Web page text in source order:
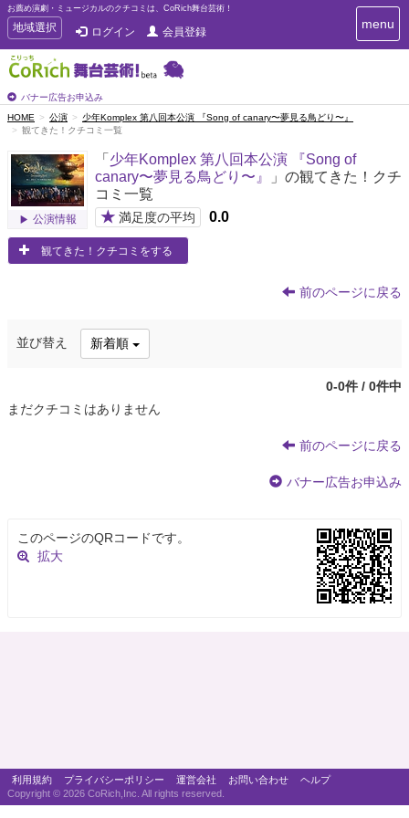
お薦め演劇・ミュージカルのクチコミは、CoRich舞台芸術！
T
o
g
g
e
n
a
a
地域選択 ログイン 会員登録
バナー広告お申込み
T
o
v
n
menu
HOME 公演
少年Komplex 第八回本公演 『Song of canary〜夢見る鳥どり〜』
観てきた！クチコミ一覧
公演情報
「 少年Komplex 第八回本公演 『Song of
canary〜夢見る鳥どり〜』
」の観てきた！クチ
コミ一覧
★ 満足度の平均 0.0
観てきた！クチコミをする
前のページに戻る
並び替え 新着順
0-0件 / 0件中
まだクチコミはありません
前のページに戻る
バナー広告お申込み
このページのQRコードです。
拡大
利用規約 プライバシーポリシー 運営会社 お問い合わせ
ヘルプ
Copyright © 2026 CoRich,Inc. All rights reserved.